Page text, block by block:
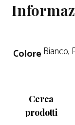
ColoreBianco,
Cerca
prodotti